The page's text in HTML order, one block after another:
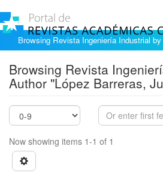
Browsing Revista Ingeniería Industrial
Browsing Revista
Author "López Barreras,
Now showing items 1-1 of 1